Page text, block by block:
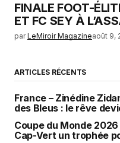
FINALE FOOT-
ET FC SEY À
par LeMiroir Magazineaoût 9,
ARTICLES RÉCENTS
France – Zinédine
des Bleus : le rêve
Coupe du Monde
Cap-Vert un trophée